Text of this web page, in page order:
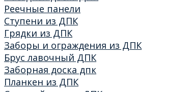
Реечные панели
Ступени из ДПК
Грядки из ДПК
Заборы и ограждения из ДПК
Брус лавочный ДПК
Заборная доска дпк
Планкен из ДПК